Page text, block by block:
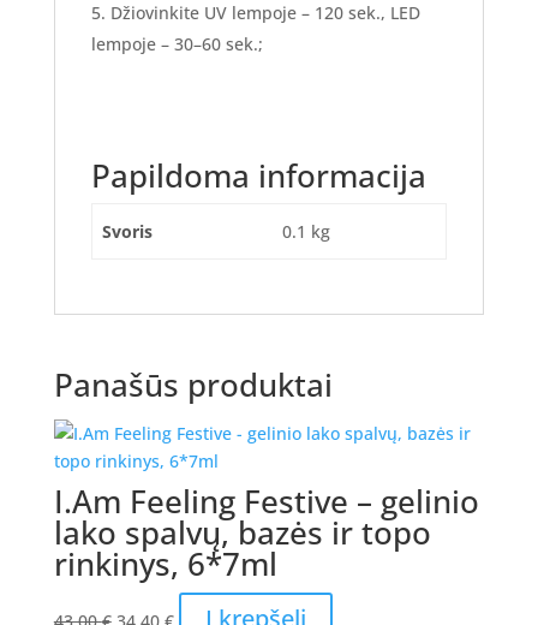
Džiovinkite UV lempoje – 120 sek., LED
lempoje – 30–60 sek.;
Papildoma informacija
Svoris 0.1 kg
Panašūs produktai
I.Am Feeling Festive – gelinio
lako spalvų, bazės ir topo
rinkinys, 6*7ml
OriginalCurrent